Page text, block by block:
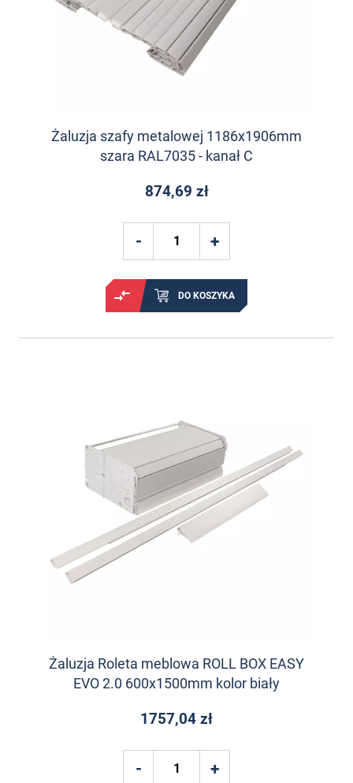
Żaluzja szafy metalowej 1186x1906mm
szara RAL7035 - kanał C
874,69 zł
DO KOSZYKA
Żaluzja Roleta meblowa ROLL BOX EASY
EVO 2.0 600x1500mm kolor biały
1757,04 zł